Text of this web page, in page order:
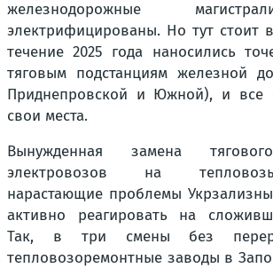
железнодорожные
электрифицированы. Но тут стоит
течение 2025 года наносились
тяговым подстанциям железной
Приднепровской и Южной), и все
свои места.
Вынужденная замена
электровозов на
нарастающие проблемы
активно реагировать на
Так, в три смены без
тепловозоремонтные заводы в